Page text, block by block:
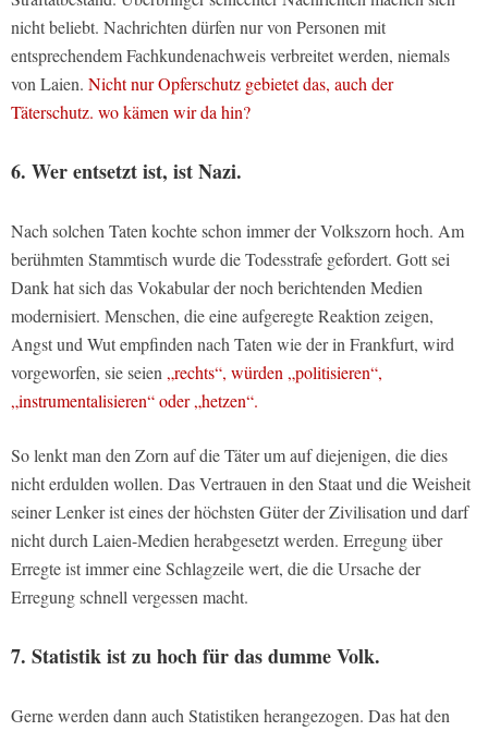
nicht beliebt. Nachrichten dürfen nur von Personen mit
entsprechendem Fachkundenachweis verbreitet werden, niemals
von Laien. Nicht nur Opferschutz gebietet das, auch der
Täterschutz. wo kämen wir da hin?
6. Wer entsetzt ist, ist Nazi.
Nach solchen Taten kochte schon immer der Volkszorn hoch. Am
berühmten Stammtisch wurde die Todesstrafe gefordert. Gott sei
Dank hat sich das Vokabular der noch berichtenden Medien
modernisiert. Menschen, die eine aufgeregte Reaktion zeigen,
Angst und Wut empfinden nach Taten wie der in Frankfurt, wird
vorgeworfen, sie seien„rechts“, würden „politisieren“,
„instrumentalisieren“ oder „hetzen“.
So lenkt man den Zorn auf die Täter um auf diejenigen, die dies
nicht erdulden wollen. Das Vertrauen in den Staat und die Weisheit
seiner Lenker ist eines der höchsten Güter der Zivilisation und darf
nicht durch Laien-Medien herabgesetzt werden. Erregung über
Erregte ist immer eine Schlagzeile wert, die die Ursache der
Erregung schnell vergessen macht.
7. Statistik ist zu hoch für das dumme Volk.
Gerne werden dann auch Statistiken herangezogen. Das hat den